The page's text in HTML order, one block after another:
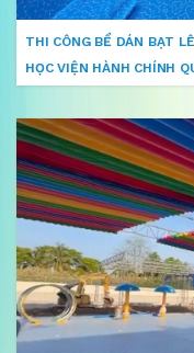
THI CÔNG BỂ DÁN BẠT
HỌC VIỆN HÀNH CHÍNH